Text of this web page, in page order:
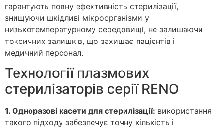
гарантують повну ефективність стерилізації,
знищуючи шкідливі мікроорганізми у
низькотемпературному середовищі, не залишаючи
токсичних залишків, що захищає пацієнтів і
медичний персонал.
Технології плазмових
стерилізаторів серії RENO
1. Одноразові касети для стерилізації: використання
такого підходу забезпечує точну кількість і